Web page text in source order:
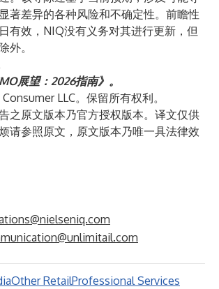
著差异的各种风险和不确定性。前瞻性
有效，NIQ没有义务对其进行更新，但
外。
展望：2026指南》。
LLC。保留所有权利。
之原文版本乃官方授权版本。译文仅供
请参照原文，原文版本乃唯一具法律效
Other RetailProfessional Services